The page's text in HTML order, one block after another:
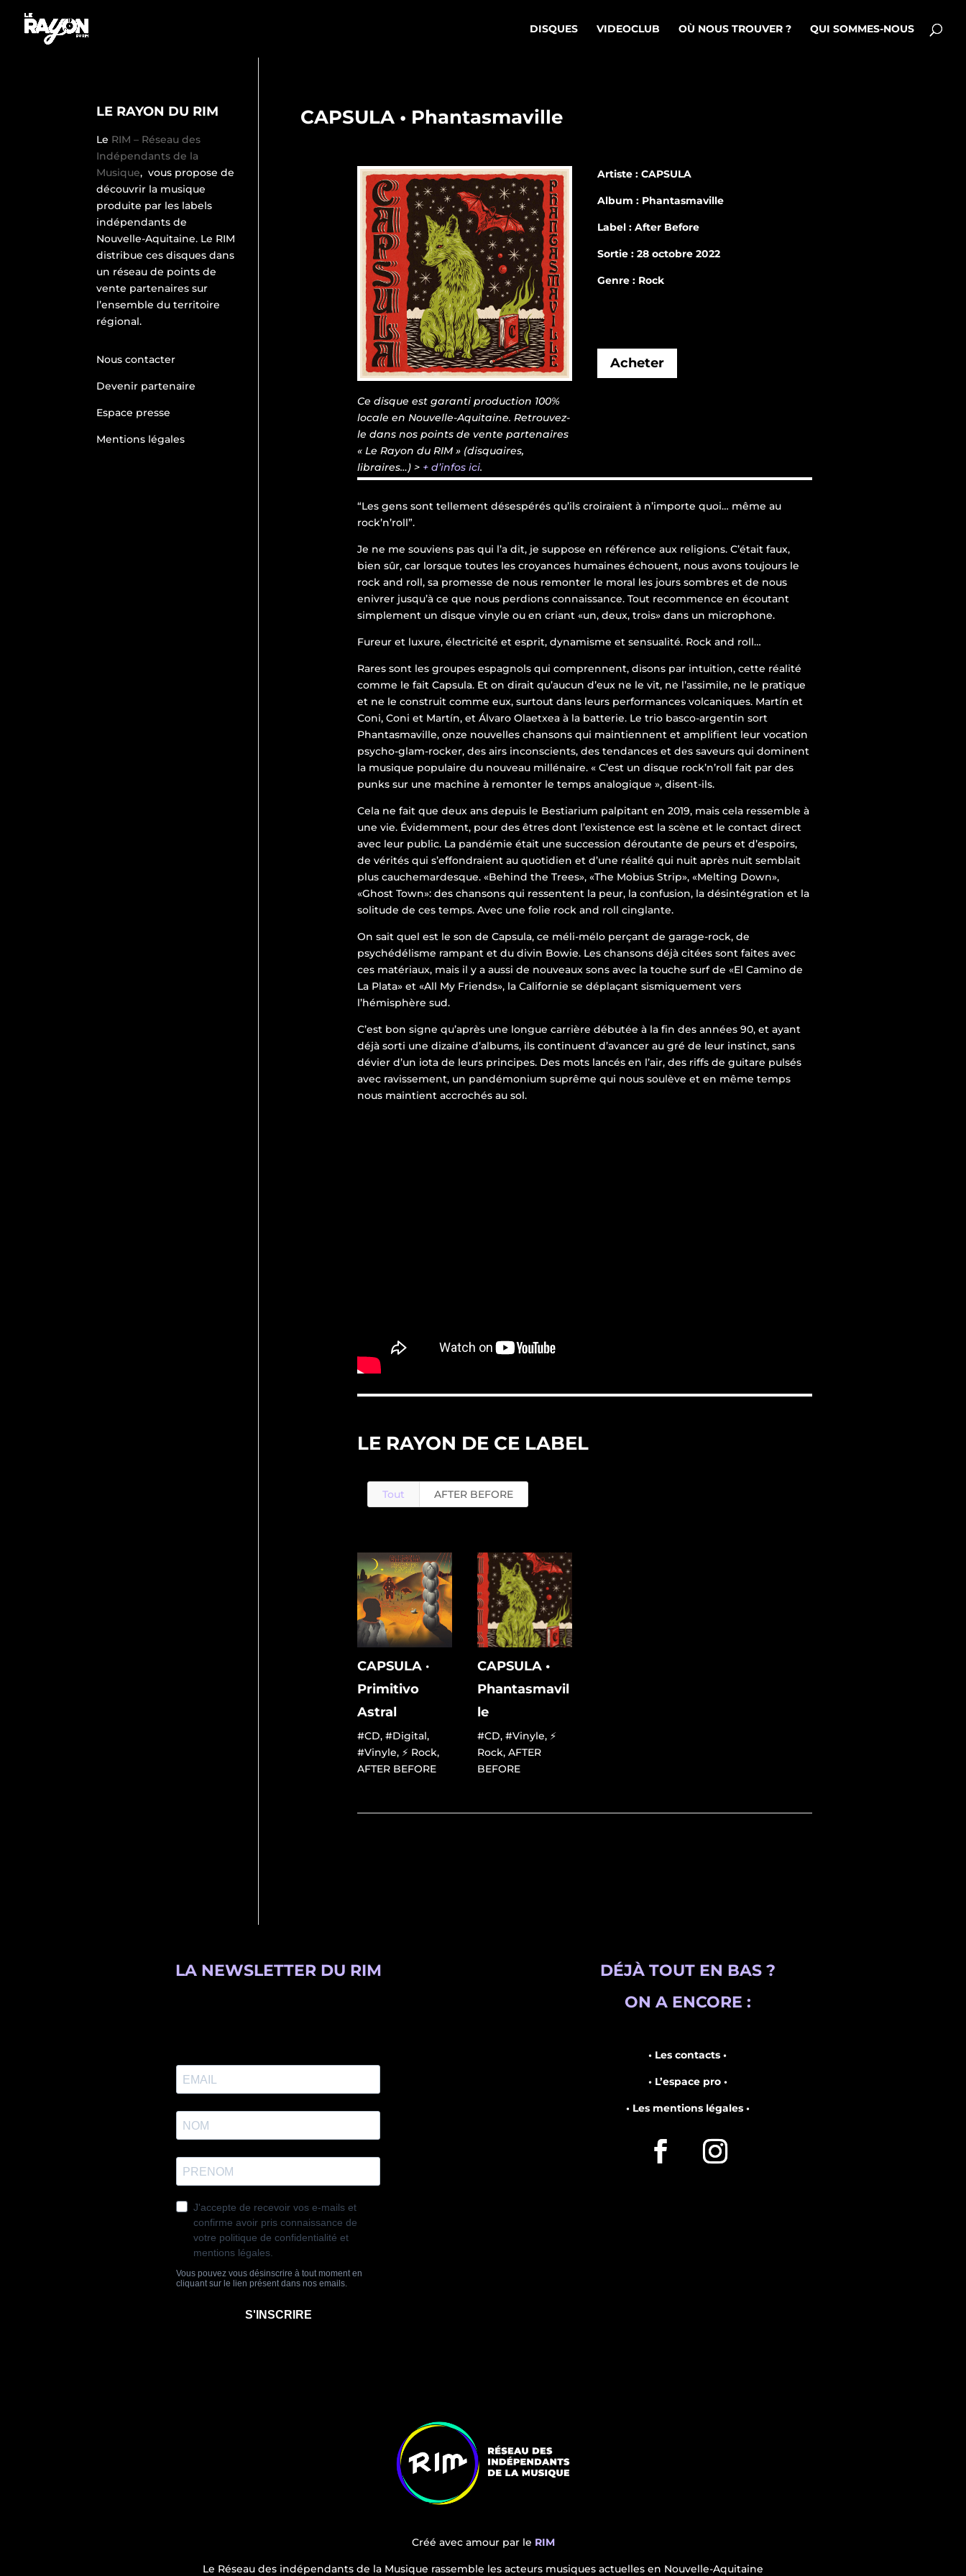
DISQUES VIDEOCLUB OÙ NOUS TROUVER ? QUI SOMMES-NOUS
CAPSULA • Phantasmaville
Ce disque est garanti production 100%
locale en Nouvelle-Aquitaine. Retrouvez-
le dans nos points de vente partenaires
« Le Rayon du RIM » (disquaires,
libraires…) > + d’infos ici.
Artiste : CAPSULA
Album : Phantasmaville
Label : After Before
Sortie : 28 octobre 2022
Genre : Rock
Acheter
“Les gens sont tellement désespérés qu’ils croiraient à n’importe quoi… même au
rock’n’roll”.
Je ne me souviens pas qui l’a dit, je suppose en référence aux religions. C’était faux,
bien sûr, car lorsque toutes les croyances humaines échouent, nous avons toujours le
rock and roll, sa promesse de nous remonter le moral les jours sombres et de nous
enivrer jusqu’à ce que nous perdions connaissance. Tout recommence en écoutant
simplement un disque vinyle ou en criant «un, deux, trois» dans un microphone.
Fureur et luxure, électricité et esprit, dynamisme et sensualité. Rock and roll…
Rares sont les groupes espagnols qui comprennent, disons par intuition, cette réalité
comme le fait Capsula. Et on dirait qu’aucun d’eux ne le vit, ne l’assimile, ne le pratique
et ne le construit comme eux, surtout dans leurs performances volcaniques. Martín et
Coni, Coni et Martín, et Álvaro Olaetxea à la batterie. Le trio basco-argentin sort
Phantasmaville, onze nouvelles chansons qui maintiennent et amplifient leur vocation
psycho-glam-rocker, des airs inconscients, des tendances et des saveurs qui dominent
la musique populaire du nouveau millénaire. « C’est un disque rock’n’roll fait par des
punks sur une machine à remonter le temps analogique », disent-ils.
Cela ne fait que deux ans depuis le Bestiarium palpitant en 2019, mais cela ressemble à
une vie. Évidemment, pour des êtres dont l’existence est la scène et le contact direct
avec leur public. La pandémie était une succession déroutante de peurs et d’espoirs,
de vérités qui s’effondraient au quotidien et d’une réalité qui nuit après nuit semblait
plus cauchemardesque. «Behind the Trees», «The Mobius Strip», «Melting Down»,
«Ghost Town»: des chansons qui ressentent la peur, la confusion, la désintégration et la
solitude de ces temps. Avec une folie rock and roll cinglante.
On sait quel est le son de Capsula, ce méli-mélo perçant de garage-rock, de
psychédélisme rampant et du divin Bowie. Les chansons déjà citées sont faites avec
ces matériaux, mais il y a aussi de nouveaux sons avec la touche surf de «El Camino de
La Plata» et «All My Friends», la Californie se déplaçant sismiquement vers
l’hémisphère sud.
C’est bon signe qu’après une longue carrière débutée à la fin des années 90, et ayant
déjà sorti une dizaine d’albums, ils continuent d’avancer au gré de leur instinct, sans
dévier d’un iota de leurs principes. Des mots lancés en l’air, des riffs de guitare pulsés
avec ravissement, un pandémonium suprême qui nous soulève et en même temps
nous maintient accrochés au sol.
LE RAYON DE CE LABEL
Tout AFTER BEFORE
CAPSULA ·
Primitivo
Astral
#CD,#Digital,
#Vinyle, ⚡ Rock,
AFTER BEFORE
CAPSULA •
Phantasmavil
le
#CD,#Vinyle, ⚡
Rock,AFTER
BEFORE
LE RAYON DU RIM
Le RIM – Réseau des
Indépendants de la
Musique, vous propose de
découvrir la musique
produite par les labels
indépendants de
Nouvelle-Aquitaine. Le RIM
distribue ces disques dans
un réseau de points de
vente partenaires sur
l’ensemble du territoire
régional.
Nous contacter
Devenir partenaire
Espace presse
Mentions légales
LA NEWSLETTER DU RIM
DÉJÀ TOUT EN BAS ?
ON A ENCORE :
• Les contacts •
• L’espace pro •
• Les mentions légales •
Créé avec amour par le RIM
Le Réseau des indépendants de la Musique rassemble les acteurs musiques actuelles en Nouvelle-Aquitaine